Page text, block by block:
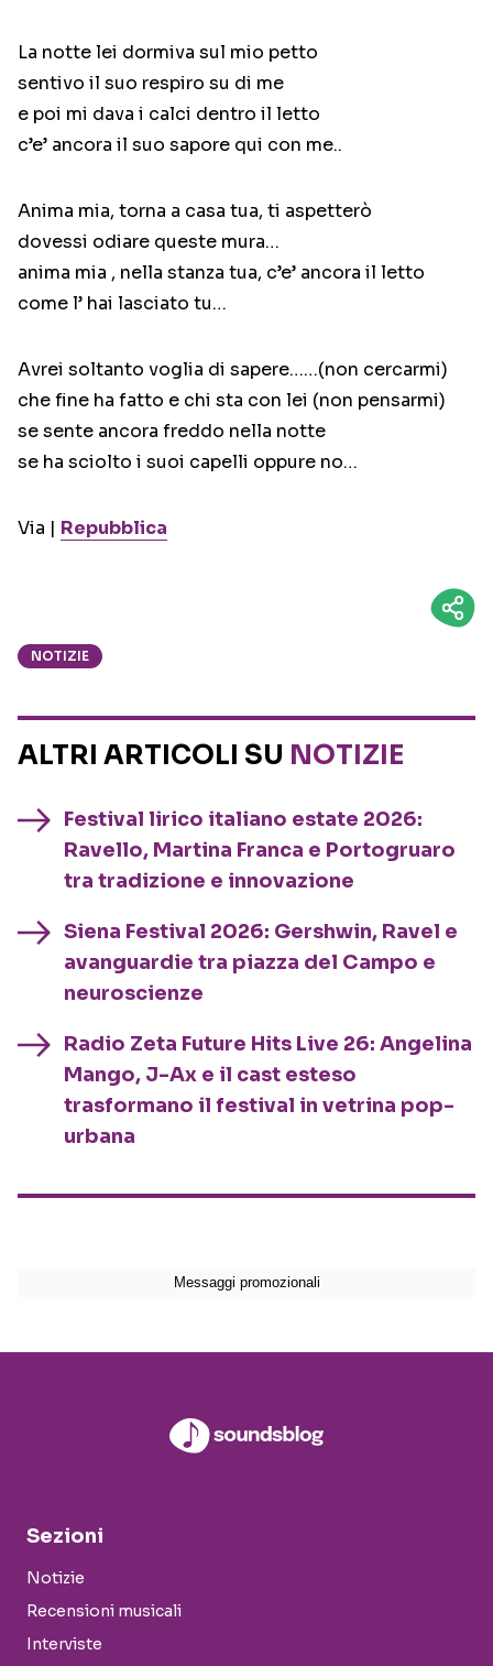
La notte lei dormiva sul mio petto
sentivo il suo respiro su di me
e poi mi dava i calci dentro il letto
c’e’ ancora il suo sapore qui con me..
Anima mia, torna a casa tua, ti aspetterò
dovessi odiare queste mura…
anima mia , nella stanza tua, c’e’ ancora il letto
come l’ hai lasciato tu…
Avrei soltanto voglia di sapere……(non cercarmi)
che fine ha fatto e chi sta con lei (non pensarmi)
se sente ancora freddo nella notte
se ha sciolto i suoi capelli oppure no…
Via | Repubblica
NOTIZIE
ALTRI ARTICOLI SU NOTIZIE
Festival lirico italiano estate 2026:
Ravello, Martina Franca e Portogruaro
tra tradizione e innovazione
Siena Festival 2026: Gershwin, Ravel e
avanguardie tra piazza del Campo e
neuroscienze
Radio Zeta Future Hits Live 26: Angelina
Mango, J-Ax e il cast esteso
trasformano il festival in vetrina pop-
urbana
Sezioni
Notizie
Recensioni musicali
Interviste